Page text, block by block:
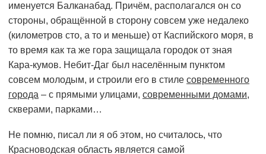
именуется Балканабад. Причём, располагался он со
стороны, обращённой в сторону совсем уже недалеко
(километров сто, а то и меньше) от Каспийского моря, в
то время как та же гора защищала городок от зная
Кара-кумов. Небит-Даг был населённым пунктом
совсем молодым, и строили его в стиле современного
города – с прямыми улицами, современными домами,
скверами, парками…
Не помню, писал ли я об этом, но считалось, что
Красноводская область является самой